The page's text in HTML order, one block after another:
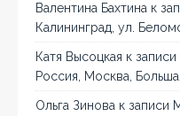
Валентина Бахтина к
Калининград, ул.
Катя Высоцкая к записи
Россия, Москва,
Ольга Зинова к записи